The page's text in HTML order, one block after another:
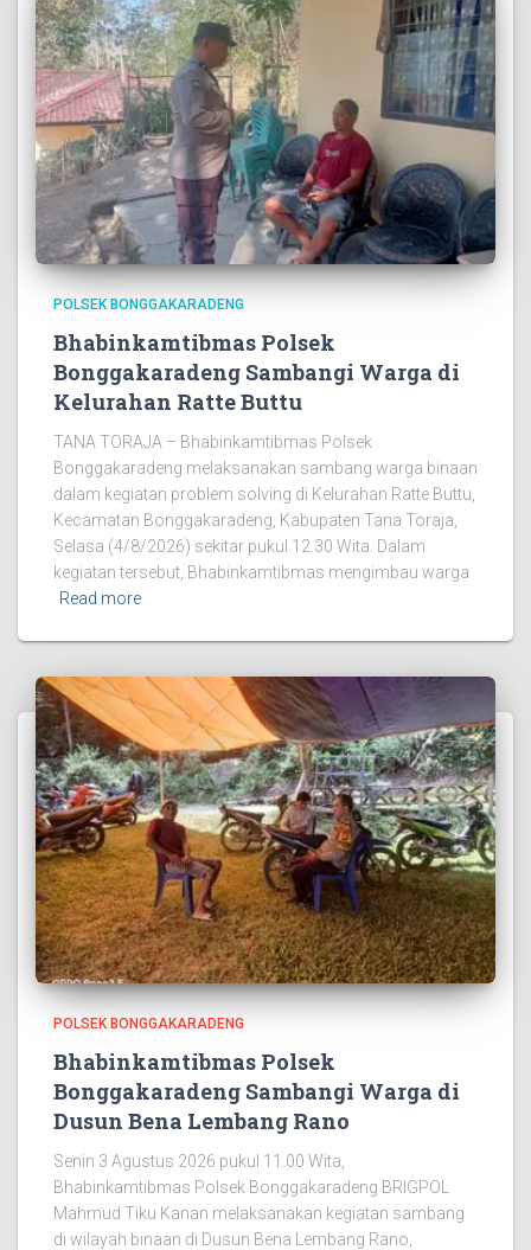
POLSEK BONGGAKARADENG
Bhabinkamtibmas Polsek
Bonggakaradeng Sambangi Warga di
Kelurahan Ratte Buttu
TANA TORAJA – Bhabinkamtibmas Polsek
Bonggakaradeng melaksanakan sambang warga binaan
dalam kegiatan problem solving di Kelurahan Ratte Buttu,
Kecamatan Bonggakaradeng, Kabupaten Tana Toraja,
Selasa (4/8/2026) sekitar pukul 12.30 Wita. Dalam
kegiatan tersebut, Bhabinkamtibmas mengimbau warga
Read more
POLSEK BONGGAKARADENG
Bhabinkamtibmas Polsek
Bonggakaradeng Sambangi Warga di
Dusun Bena Lembang Rano
Senin 3 Agustus 2026 pukul 11.00 Wita,
Bhabinkamtibmas Polsek Bonggakaradeng BRIGPOL
Mahmud Tiku Kanan melaksanakan kegiatan sambang
di wilayah binaan di Dusun Bena Lembang Rano,